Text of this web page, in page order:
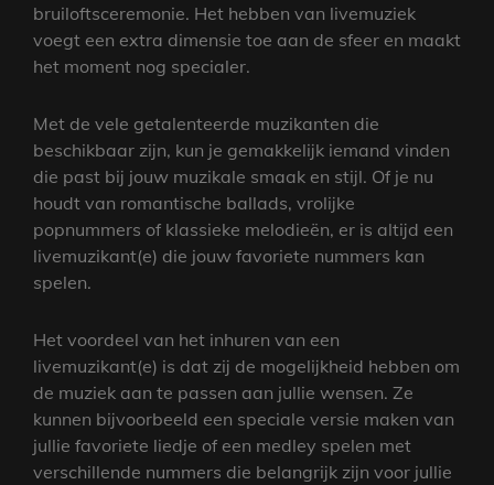
bruiloftsceremonie. Het hebben van livemuziek
voegt een extra dimensie toe aan de sfeer en maakt
het moment nog specialer.
Met de vele getalenteerde muzikanten die
beschikbaar zijn, kun je gemakkelijk iemand vinden
die past bij jouw muzikale smaak en stijl. Of je nu
houdt van romantische ballads, vrolijke
popnummers of klassieke melodieën, er is altijd een
livemuzikant(e) die jouw favoriete nummers kan
spelen.
Het voordeel van het inhuren van een
livemuzikant(e) is dat zij de mogelijkheid hebben om
de muziek aan te passen aan jullie wensen. Ze
kunnen bijvoorbeeld een speciale versie maken van
jullie favoriete liedje of een medley spelen met
verschillende nummers die belangrijk zijn voor jullie